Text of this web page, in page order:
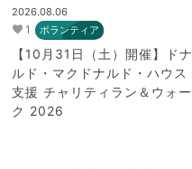
2026.08.06
1 ボランティア
【10月31日（土）開催】ドナ
ルド・マクドナルド・ハウス
支援 チャリティラン＆ウォー
ク 2026